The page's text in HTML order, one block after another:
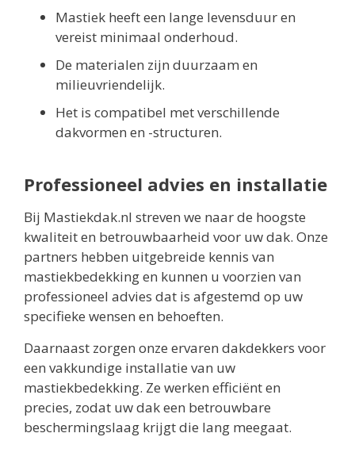
Mastiek heeft een lange levensduur en
vereist minimaal onderhoud.
De materialen zijn duurzaam en
milieuvriendelijk.
Het is compatibel met verschillende
dakvormen en -structuren.
Professioneel advies en installatie
Bij Mastiekdak.nl streven we naar de hoogste
kwaliteit en betrouwbaarheid voor uw dak. Onze
partners hebben uitgebreide kennis van
mastiekbedekking en kunnen u voorzien van
professioneel advies dat is afgestemd op uw
specifieke wensen en behoeften.
Daarnaast zorgen onze ervaren dakdekkers voor
een vakkundige installatie van uw
mastiekbedekking. Ze werken efficiënt en
precies, zodat uw dak een betrouwbare
beschermingslaag krijgt die lang meegaat.